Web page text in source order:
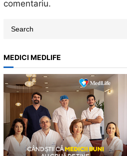
comentariu.
r
c
h
MEDICI MEDLIFE